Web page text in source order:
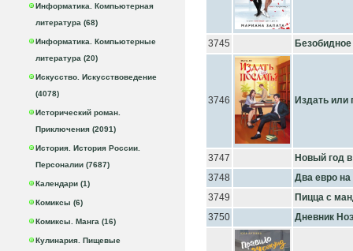
Информатика. Компьютерная
литература (68)
Информатика. Компьютерные
литература (20)
Искусство. Искусствоведение
(4078)
Исторический роман.
Приключения (2091)
История. История России.
Персоналии (7687)
Календари (1)
Комиксы (6)
Комиксы. Манга (16)
Кулинария. Пищевые
3745
3746 Издать или
3747
Новый год
3748
Два евро на
3749
Пицца с
3750
Дневник